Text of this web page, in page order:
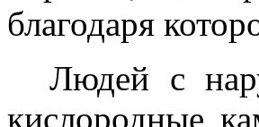
благодаря
Людей с
кислородные